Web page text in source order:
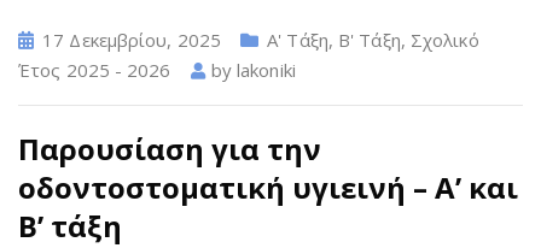
17 Δεκεμβρίου, 2025 Α' Τάξη, Β' Τάξη, Σχολικό
Έτος 2025 - 2026
bylakoniki
Παρουσίαση για την
οδοντοστοματική υγιεινή – Α’ και
Β’ τάξη